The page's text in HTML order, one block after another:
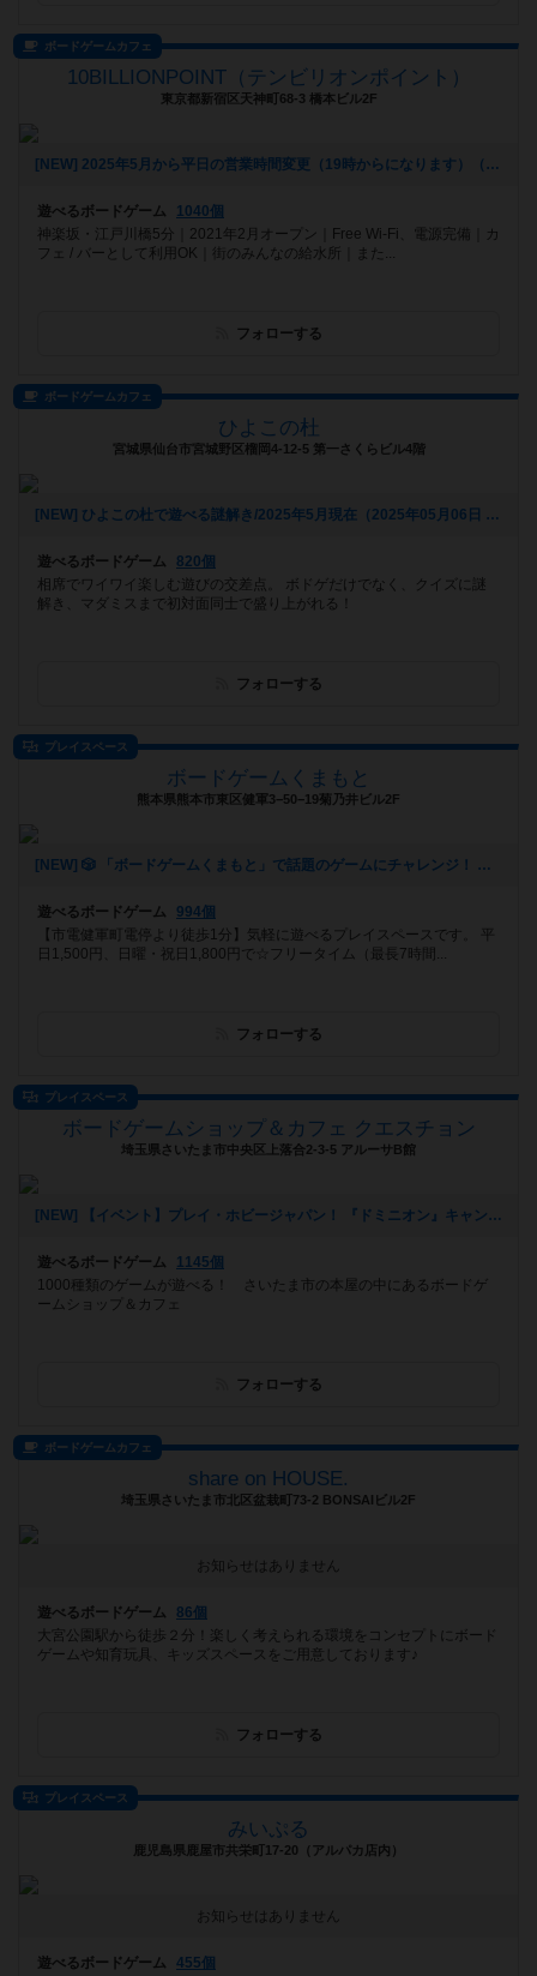
ボードゲームカフェ
10BILLIONPOINT（テンビリオンポイント）
東京都新宿区天神町68-3 橋本ビル2F
[NEW] 2025年5月から平日の営業時間変更（19時からになります）（2025年06月20日 16時25分）
遊べるボードゲーム
1040個
神楽坂・江戸川橋5分｜2021年2月オープン｜Free Wi-Fi、電源完備｜カ
フェ / バーとして利用OK｜街のみんなの給水所｜また...
フォローする
ボードゲームカフェ
ひよこの杜
宮城県仙台市宮城野区榴岡4-12-5 第一さくらビル4階
[NEW] ひよこの杜で遊べる謎解き/2025年5月現在（2025年05月06日 14時03分）
遊べるボードゲーム
820個
相席でワイワイ楽しむ遊びの交差点。 ボドゲだけでなく、クイズに謎
解き、マダミスまで初対面同士で盛り上がれる！
フォローする
プレイスペース
ボードゲームくまもと
熊本県熊本市東区健軍3−50−19菊乃井ビル2F
[NEW] 🎲 「ボードゲームくまもと」で話題のゲームにチャレンジ！ 🚀✨（2024年12月16日 12時53分）
遊べるボードゲーム
994個
【市電健軍町電停より徒歩1分】気軽に遊べるプレイスペースです。 平
日1,500円、日曜・祝日1,800円で☆フリータイム（最長7時間...
フォローする
プレイスペース
ボードゲームショップ＆カフェ クエスチョン
埼玉県さいたま市中央区上落合2-3-5 アルーサB館
[NEW] 【イベント】プレイ・ホビージャパン！ 『ドミニオン』キャンペーン開催！（11/4 追記アリ）（2024年10月24日 21時41分）
遊べるボードゲーム
1145個
1000種類のゲームが遊べる！ さいたま市の本屋の中にあるボードゲ
ームショップ＆カフェ
フォローする
ボードゲームカフェ
share on HOUSE.
埼玉県さいたま市北区盆栽町73-2 BONSAIビル2F
お知らせはありません
遊べるボードゲーム
86個
大宮公園駅から徒歩２分！楽しく考えられる環境をコンセプトにボード
ゲームや知育玩具、キッズスペースをご用意しております♪
フォローする
プレイスペース
みいぷる
鹿児島県鹿屋市共栄町17-20（アルパカ店内）
お知らせはありません
遊べるボードゲーム
455個